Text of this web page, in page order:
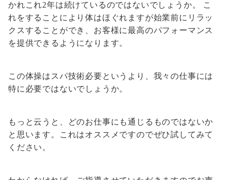
かれこれ2年は続けているのではないでしょうか。 こ
れをすることにより体はほぐれますが始業前にリラッ
クスすることができ、お客様に最高のパフォーマンス
を提供できるようになります。
この体操はスパ技術必要というより、我々の仕事には
特に必要ではないでしょうか。
もっと云うと、どのお仕事にも通じるものではないか
と思います。これはオススメですのでぜひ試してみて
ください。